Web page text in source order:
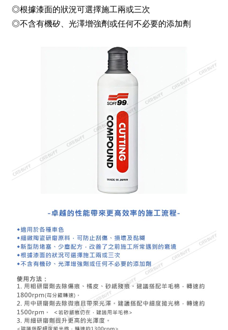
◎根據漆面的狀況可選擇施工兩或三次
◎不含有機矽、光澤增強劑或任何不必要的添加劑